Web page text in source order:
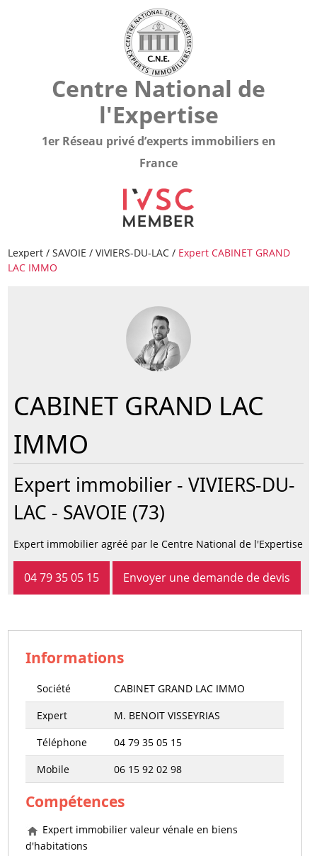
Centre National de
l'Expertise
1er Réseau privé d’experts immobiliers en
France
Lexpert /SAVOIE /VIVIERS-DU-LAC / Expert CABINET GRAND
LAC IMMO
CABINET GRAND LAC
IMMO
Expert immobilier -VIVIERS-DU-
LAC - SAVOIE (73)
Expert immobilier agréé par le Centre National de l'Expertise
04 79 35 05 15 Envoyer une demande de devis
Informations
Société
CABINET GRAND LAC IMMO
Expert
M. BENOIT VISSEYRIAS
Téléphone
04 79 35 05 15
Mobile
06 15 92 02 98
Compétences
Expert immobilier valeur vénale en biens
d'habitations